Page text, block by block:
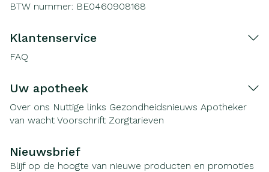
BTW nummer: BE0460908168
Klantenservice
FAQ
Uw apotheek
Over ons Nuttige links Gezondheidsnieuws Apotheker
van wacht Voorschrift Zorgtarieven
Nieuwsbrief
Blijf op de hoogte van nieuwe producten en promoties